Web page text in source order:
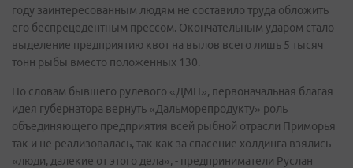
году заинтересованным людям не составило труда обложить
его беспрецедентным прессом. Окончательным ударом стало
выделение предприятию квот на вылов всего лишь 5 тысяч
тонн рыбы вместо положенных 130.
По словам бывшего рулевого «ДМП», первоначальная благая
идея губернатора вернуть «Дальморепродукту» роль
объединяющего предприятия всей рыбной отрасли Приморья
так и не реализовалась, так как за спасение холдинга взялись
«люди, далекие от этого дела», - предприниматели Руслан